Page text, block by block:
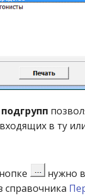
в ту
нужно
справочника